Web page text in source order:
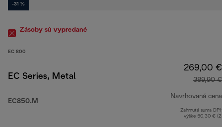
-31 %
Zásoby sú vypredané
EC 800
EC Series, Metal
EC850.M
269,00 €
389,90 €
Navrhovaná cena
Zahrnutá suma
výške 50,30 €